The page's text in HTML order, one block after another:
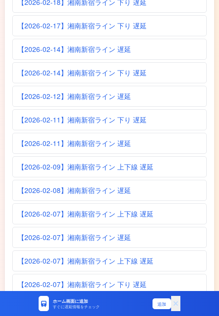
【2026-02-17】湘南新宿ライン 下り 遅延
【2026-02-14】湘南新宿ライン 遅延
【2026-02-14】湘南新宿ライン 下り 遅延
【2026-02-12】湘南新宿ライン 遅延
【2026-02-11】湘南新宿ライン 下り 遅延
【2026-02-11】湘南新宿ライン 遅延
【2026-02-09】湘南新宿ライン 上下線 遅延
【2026-02-08】湘南新宿ライン 遅延
【2026-02-07】湘南新宿ライン 上下線 遅延
【2026-02-07】湘南新宿ライン 遅延
【2026-02-07】湘南新宿ライン 上下線 遅延
【2026-02-07】湘南新宿ライン 下り 遅延
【2026-02-06】湘南新宿ライン 遅延
ホーム画面に追加
すぐに遅延情報をチェック 追加